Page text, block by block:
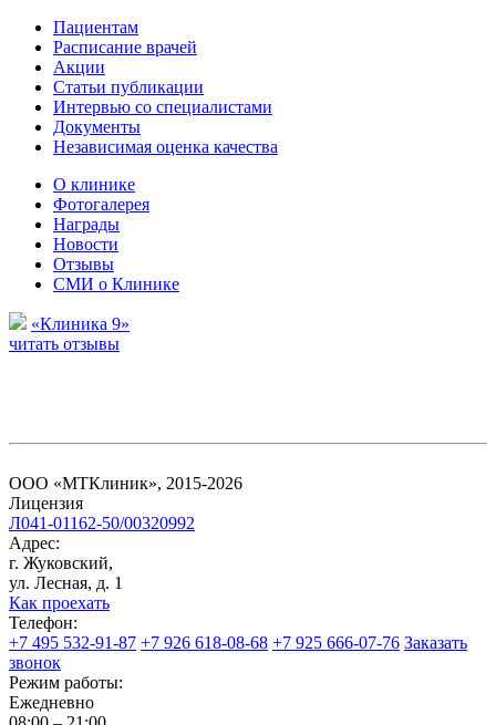
Пациентам
Расписание врачей
Акции
Статьи публикации
Интервью со специалистами
Документы
Независимая оценка качества
О клинике
Фотогалерея
Награды
Новости
Отзывы
СМИ о Клинике
«Клиника 9»
читать отзывы
ООО «МТКлиник», 2015-2026
Лицензия
Л041-01162-50/00320992
Адрес:
г. Жуковский,
ул. Лесная, д. 1
Как проехать
Телефон:
+7 495 532-91-87 +7 926 618-08-68 +7 925 666-07-76 Заказать
звонок
Режим работы:
Ежедневно